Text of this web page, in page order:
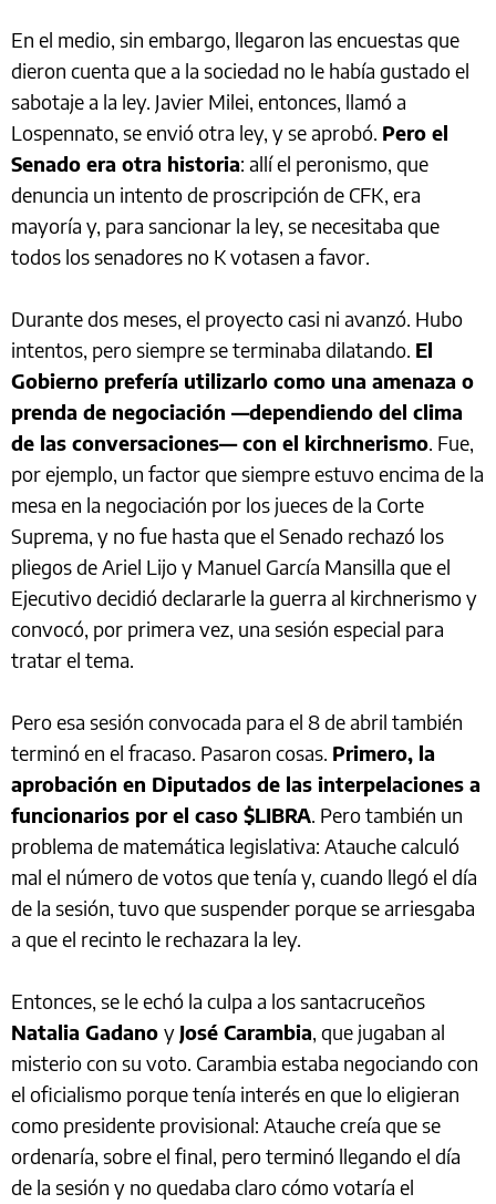
En el medio, sin embargo, llegaron las encuestas que
dieron cuenta que a la sociedad no le había gustado el
sabotaje a la ley. Javier Milei, entonces, llamó a
Lospennato, se envió otra ley, y se aprobó. Pero el
Senado era otra historia: allí el peronismo, que
denuncia un intento de proscripción de CFK, era
mayoría y, para sancionar la ley, se necesitaba que
todos los senadores no K votasen a favor.
Durante dos meses, el proyecto casi ni avanzó. Hubo
intentos, pero siempre se terminaba dilatando. El
Gobierno prefería utilizarlo como una amenaza o
prenda de negociación —dependiendo del clima
de las conversaciones— con el kirchnerismo. Fue,
por ejemplo, un factor que siempre estuvo encima de la
mesa en la negociación por los jueces de la Corte
Suprema, y no fue hasta que el Senado rechazó los
pliegos de Ariel Lijo y Manuel García Mansilla que el
Ejecutivo decidió declararle la guerra al kirchnerismo y
convocó, por primera vez, una sesión especial para
tratar el tema.
Pero esa sesión convocada para el 8 de abril también
terminó en el fracaso. Pasaron cosas. Primero, la
aprobación en Diputados de las interpelaciones a
funcionarios por el caso $LIBRA. Pero también un
problema de matemática legislativa: Atauche calculó
mal el número de votos que tenía y, cuando llegó el día
de la sesión, tuvo que suspender porque se arriesgaba
a que el recinto le rechazara la ley.
Entonces, se le echó la culpa a los santacruceños
Natalia Gadano y José Carambia, que jugaban al
misterio con su voto. Carambia estaba negociando con
el oficialismo porque tenía interés en que lo eligieran
como presidente provisional: Atauche creía que se
ordenaría, sobre el final, pero terminó llegando el día
de la sesión y no quedaba claro cómo votaría el